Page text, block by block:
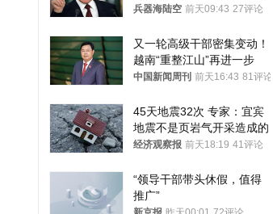
用核武器保护
兵器海陆空 前天09:43 27评论
又一轮高级干部密集变动！
越南“重整江山”再进一步
中国新闻周刊 前天16:43 81评论
45天地震32次 专家：宜宾
地震不是页岩气开采造成的
经济观察报 前天18:19 41评论
“领导干部带头休假，值得
推广”